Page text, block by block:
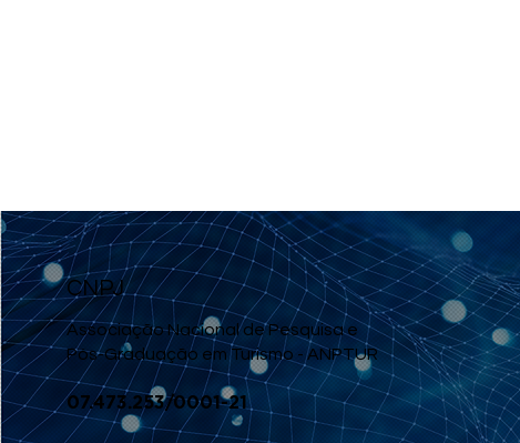
CNPJ
Associação Nacional de Pesquisa e
Pós-Graduação em Turismo - ANPTUR
07.473.253/0001-21